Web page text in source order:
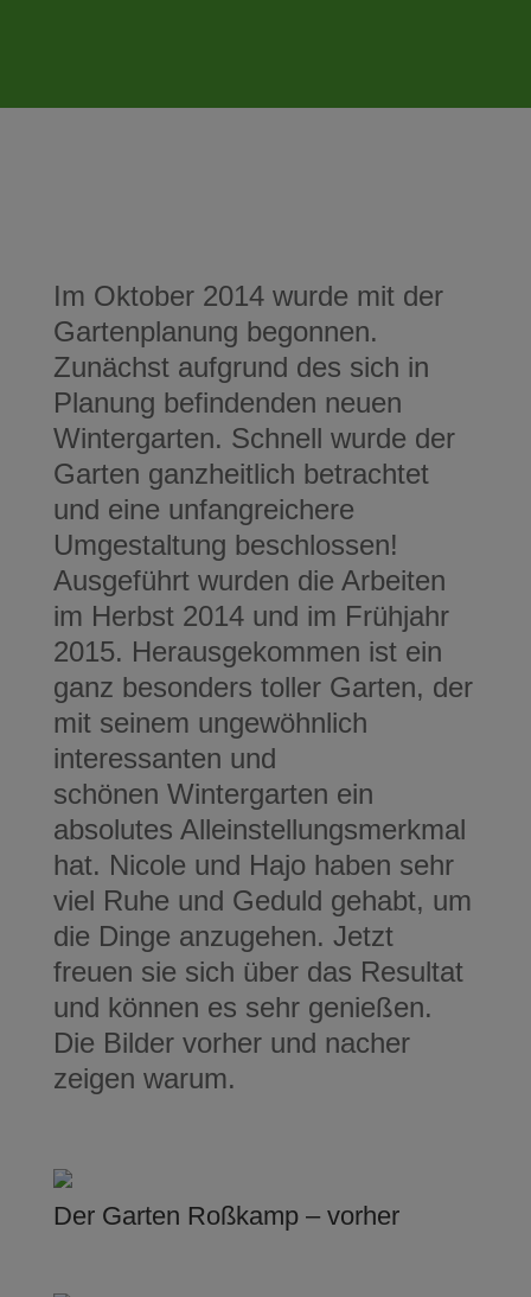
Im Oktober 2014 wurde mit der
Gartenplanung begonnen.
Zunächst aufgrund des sich in
Planung befindenden neuen
Wintergarten. Schnell wurde der
Garten ganzheitlich betrachtet
und eine unfangreichere
Umgestaltung beschlossen!
Ausgeführt wurden die Arbeiten
im Herbst 2014 und im Frühjahr
2015. Herausgekommen ist ein
ganz besonders toller Garten, der
mit seinem ungewöhnlich
interessanten und
schönen Wintergarten ein
absolutes Alleinstellungsmerkmal
hat. Nicole und Hajo haben sehr
viel Ruhe und Geduld gehabt, um
die Dinge anzugehen. Jetzt
freuen sie sich über das Resultat
und können es sehr genießen.
Die Bilder vorher und nacher
zeigen warum.
Der Garten Roßkamp – vorher